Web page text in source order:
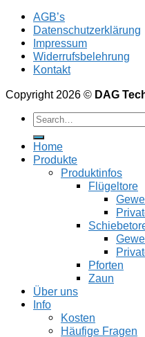
AGB’s
Datenschutzerklärung
Impressum
Widerrufsbelehrung
Kontakt
Copyright 2026 © DAG
Home
Produkte
Produktinfos
Flügeltore
Pforten
Zaun
Über uns
Info
Kosten
Häufige Fragen